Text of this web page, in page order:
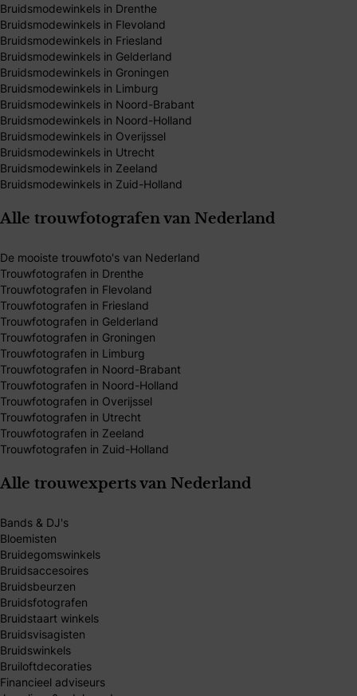
Bruidsmodewinkels in Drenthe
Bruidsmodewinkels in Flevoland
Bruidsmodewinkels in Friesland
Bruidsmodewinkels in Gelderland
Bruidsmodewinkels in Groningen
Bruidsmodewinkels in Limburg
Bruidsmodewinkels in Noord-Brabant
Bruidsmodewinkels in Noord-Holland
Bruidsmodewinkels in Overijssel
Bruidsmodewinkels in Utrecht
Bruidsmodewinkels in Zeeland
Bruidsmodewinkels in Zuid-Holland
Alle trouwfotografen van Nederland
De mooiste trouwfoto's van Nederland
Trouwfotografen in Drenthe
Trouwfotografen in Flevoland
Trouwfotografen in Friesland
Trouwfotografen in Gelderland
Trouwfotografen in Groningen
Trouwfotografen in Limburg
Trouwfotografen in Noord-Brabant
Trouwfotografen in Noord-Holland
Trouwfotografen in Overijssel
Trouwfotografen in Utrecht
Trouwfotografen in Zeeland
Trouwfotografen in Zuid-Holland
Alle trouwexperts van Nederland
Bands & DJ's
Bloemisten
Bruidegomswinkels
Bruidsaccesoires
Bruidsbeurzen
Bruidsfotografen
Bruidstaart winkels
Bruidsvisagisten
Bruidswinkels
Bruiloftdecoraties
Financieel adviseurs